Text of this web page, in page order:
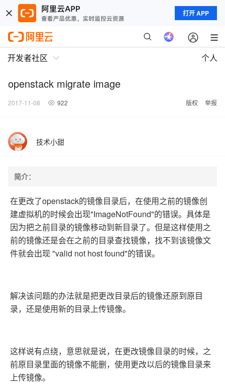
打开 APP
开发者社区 个人
openstack migrate image
2017-11-08 922 版权 举报
技术小甜
简介：
在更改了openstack的镜像目录后，在使用之前的镜像创
建虚拟机的时候会出现"ImageNotFound"的错误。具体是
因为把之前目录的镜像移动到新目录了。但是这样使用之
前的镜像还是会在之前的目录查找镜像，找不到该镜像文
件就会出现 "valid not host found"的错误。
解决该问题的办法就是把更改目录后的镜像还原到原目
录，还是使用新的目录上传镜像。
这样说有点绕，意思就是说，在更改镜像目录的时候，之
前原目录里面的镜像不能删，使用更改以后的镜像目录来
上传镜像。